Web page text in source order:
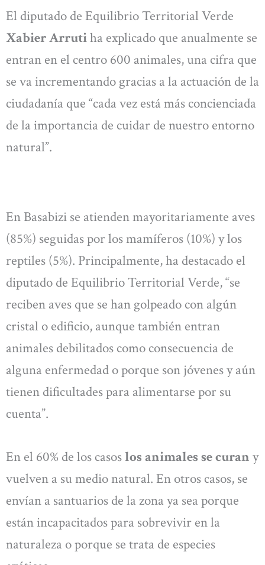
El diputado de Equilibrio Territorial Verde
Xabier Arrutiha explicado que anualmente se
entran en el centro 600 animales, una cifra que
se va incrementando gracias a la actuación de la
ciudadanía que “cada vez está más concienciada
de la importancia de cuidar de nuestro entorno
natural”.
En Basabizi se atienden mayoritariamente aves
(85%) seguidas por los mamíferos (10%) y los
reptiles (5%). Principalmente, ha destacado el
diputado de Equilibrio Territorial Verde, “se
reciben aves que se han golpeado con algún
cristal o edificio, aunque también entran
animales debilitados como consecuencia de
alguna enfermedad o porque son jóvenes y aún
tienen dificultades para alimentarse por su
cuenta”.
En el 60% de los casoslos animales se curan y
vuelven a su medio natural. En otros casos, se
envían a santuarios de la zona ya sea porque
están incapacitados para sobrevivir en la
naturaleza o porque se trata de especies